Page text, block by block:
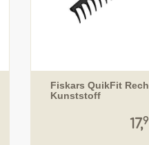
Fiskars QuikFit
Kunststoff
17,